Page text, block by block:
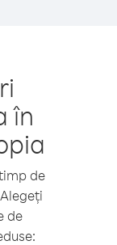
în
de
de